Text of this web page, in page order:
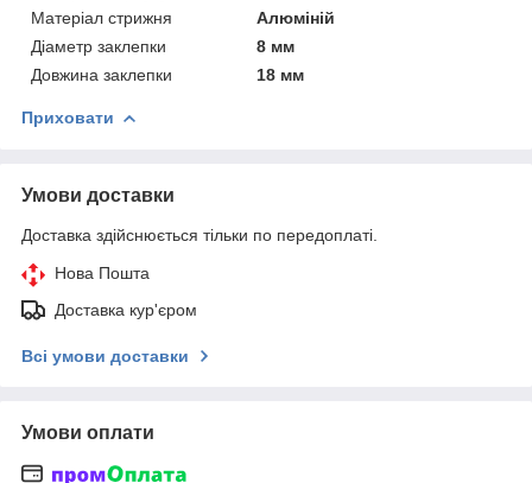
Матеріал стрижня
Алюміній
Діаметр заклепки
8 мм
Довжина заклепки
18 мм
Приховати
Умови доставки
Доставка здійснюється тільки по передоплаті.
Нова Пошта
Доставка кур'єром
Всі умови доставки
Умови оплати